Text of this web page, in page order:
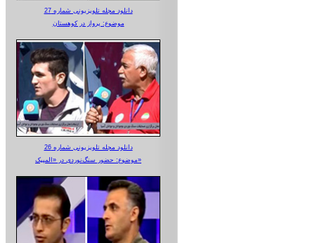
دانلود مجله تلویزیونی شماره 27
موضوع: پرواز در کوهستان
دانلود مجله تلویزیونی شماره 26
موضوع: حضور سنگ‌نوردی در «المپیک»